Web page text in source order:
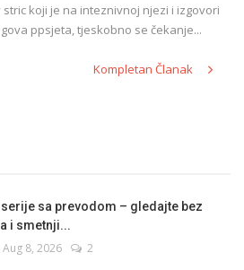
koji je na inteznivnoj njezi i izgovori
ppsjeta, tjeskobno se čekanje...
Kompletan Članak
sa prevodom – gledajte bez
i smetnji...
Aug 8, 2026 2